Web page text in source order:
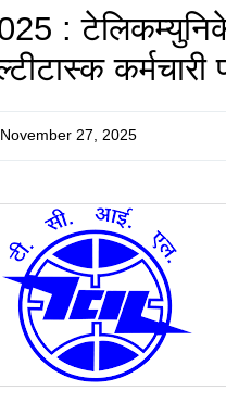
:
कर्मचारी
November 27, 2025